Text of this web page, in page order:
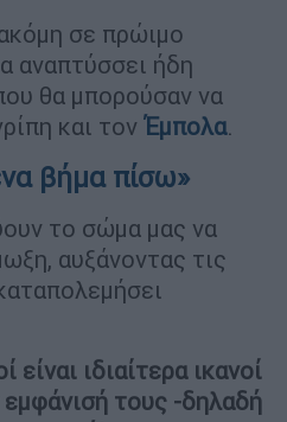
σε πρώιμο
αναπτύσσει ήδη
θα μπορούσαν να
και τον Έμπολα.
βήμα πίσω»
το σώμα μας να
αυξάνοντας τις
είναι ιδιαίτερα ικανοί
τους -δηλαδή